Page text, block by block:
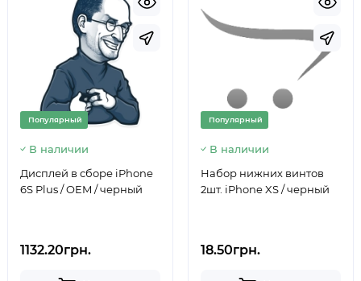
Популярный
В наличии
Дисплей в сборе iPhone
6S Plus / OEM / черный
1132.20грн.
Популярный
В наличии
Набор нижних винтов
2шт. iPhone XS / черный
18.50грн.